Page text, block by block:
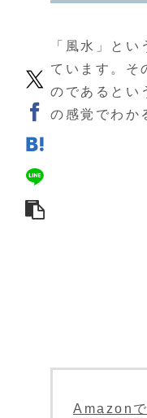
「風水」と
ています。そ
のであるとい
の感覚でわか
Amazon